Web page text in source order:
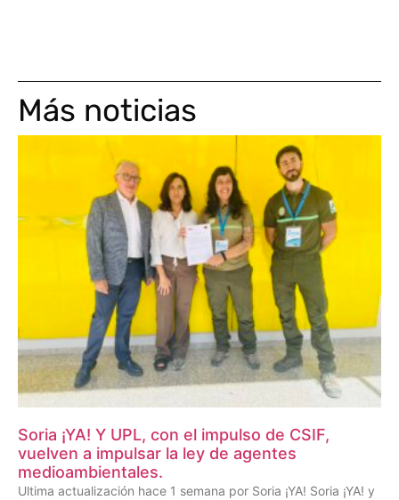
Más noticias
Soria ¡YA! Y UPL, con el impulso de CSIF,
vuelven a impulsar la ley de agentes
medioambientales.
Ultima actualización hace 1 semana por Soria ¡YA! Soria ¡YA! y